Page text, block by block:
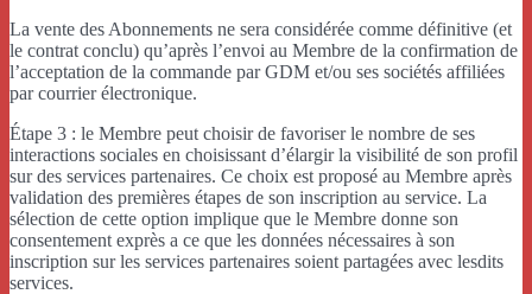
La vente des Abonnements ne sera considérée comme définitive (et
le contrat conclu) qu’après l’envoi au Membre de la confirmation de
l’acceptation de la commande par GDM et/ou ses sociétés affiliées
par courrier électronique.
Étape 3 : le Membre peut choisir de favoriser le nombre de ses
interactions sociales en choisissant d’élargir la visibilité de son profil
sur des services partenaires. Ce choix est proposé au Membre après
validation des premières étapes de son inscription au service. La
sélection de cette option implique que le Membre donne son
consentement exprès a ce que les données nécessaires à son
inscription sur les services partenaires soient partagées avec lesdits
services.